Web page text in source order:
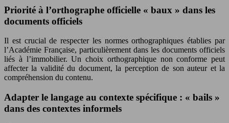
Priorité à l’orthographe officielle « baux » dans les
documents officiels
Il est crucial de respecter les normes orthographiques établies par
l’Académie Française, particulièrement dans les documents officiels
liés à l’immobilier. Un choix orthographique non conforme peut
affecter la validité du document, la perception de son auteur et la
compréhension du contenu.
Adapter le langage au contexte spécifique : « bails »
dans des contextes informels